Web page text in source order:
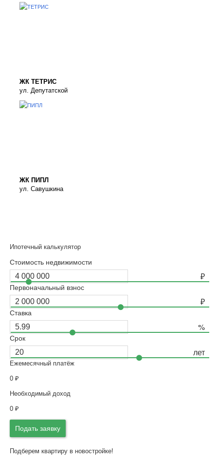
ЖК ТЕТРИС
ул. Депутатской
ЖК ПИПЛ
ул. Савушкина
Ипотечный калькулятор
Стоимость недвижимости
Первоначальный взнос
Ставка
Срок
Ежемесячный платёж
0 ₽
Необходимый доход
0 ₽
Подать заявку
Подберем квартиру в новостройке!